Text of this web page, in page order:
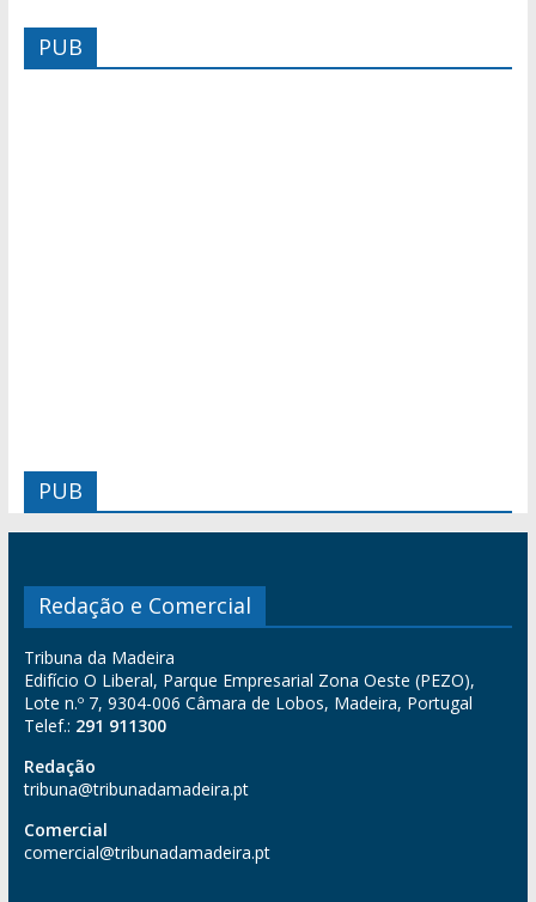
PUB
PUB
Redação e Comercial
Tribuna da Madeira
Edifício O Liberal, Parque Empresarial Zona Oeste (PEZO),
Lote n.º 7, 9304-006 Câmara de Lobos, Madeira, Portugal
Telef.: 291 911300
Redação
tribuna@tribunadamadeira.pt
Comercial
comercial@tribunadamadeira.pt